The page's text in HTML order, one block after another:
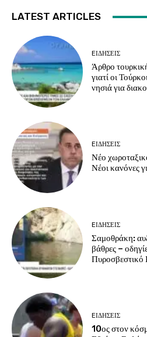
LATEST ARTICLES
EΙΔΗΣΕΙΣ
Άρθρο
γιατί οι
νησιά για
EΙΔΗΣΕΙΣ
Νέο
Νέοι κανόνες
EΙΔΗΣΕΙΣ
Σαμοθράκη:
βάθρες –
Πυροσβεστικό
EΙΔΗΣΕΙΣ
10ος στον